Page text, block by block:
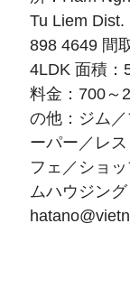
Tu Liem Dist.
898 4649 間
4LDK 面積：
料金：700～
の他：ジム
ーパー／レ
フェ／ショ
ムハウジン